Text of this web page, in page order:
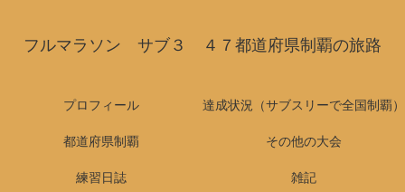
フルマラソン サブ３ ４７都道府県制覇の旅路
プロフィール 達成状況（サブスリーで全国制覇）
都道府県制覇 その他の大会
練習日誌 雑記